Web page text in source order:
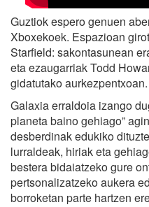
Guztiok espero genuen
Xboxekoek. Espazioan
Starfield: sakontasunean
eta ezaugarriak Todd
gidatutako aurkezpentxoan.
Galaxia erraldoia izango
planeta baino gehiago”
desberdinak edukiko
lurraldeak, hiriak eta
bestera bidaiatzeko gure
pertsonalizatzeko aukera
borroketan parte hartzen